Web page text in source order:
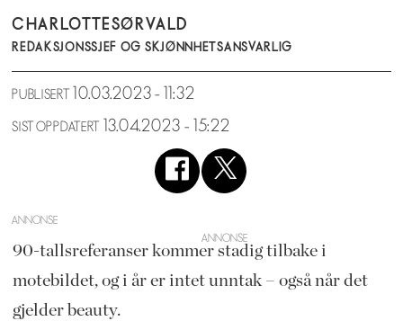
CHARLOTTESØRVALD
REDAKSJONSSJEF OG SKJØNNHETSANSVARLIG
PUBLISERT 10.03.2023 - 11:32
SIST OPPDATERT 13.04.2023 - 15:22
ANNONSE
90-tallsreferanser kommer stadig tilbake i
motebildet, og i år er intet unntak – også når det
gjelder beauty.